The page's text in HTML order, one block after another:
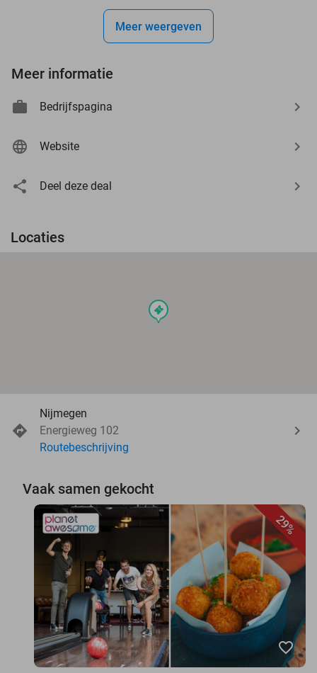
Meer weergeven
Meer informatie
Bedrijfspagina
Website
Deel deze deal
Locaties
events
Nijmegen
Energieweg 102
Routebeschrijving
Vaak samen gekocht
29%
favorite_border